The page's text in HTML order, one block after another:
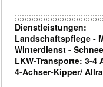
Dienstleistungen:
Landschaftspflege -
Winterdienst -
LKW-Transporte: 3-4
4-Achser-Kipper/